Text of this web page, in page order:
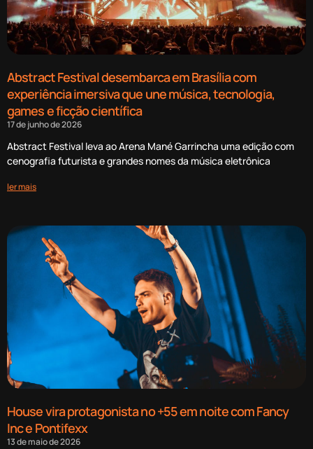
Abstract Festival desembarca em Brasília com
experiência imersiva que une música, tecnologia,
games e ficção científica
17 de junho de 2026
Abstract Festival leva ao Arena Mané Garrincha uma edição com
cenografia futurista e grandes nomes da música eletrônica
ler mais
House vira protagonista no +55 em noite com Fancy
Inc e Pontifexx
13 de maio de 2026